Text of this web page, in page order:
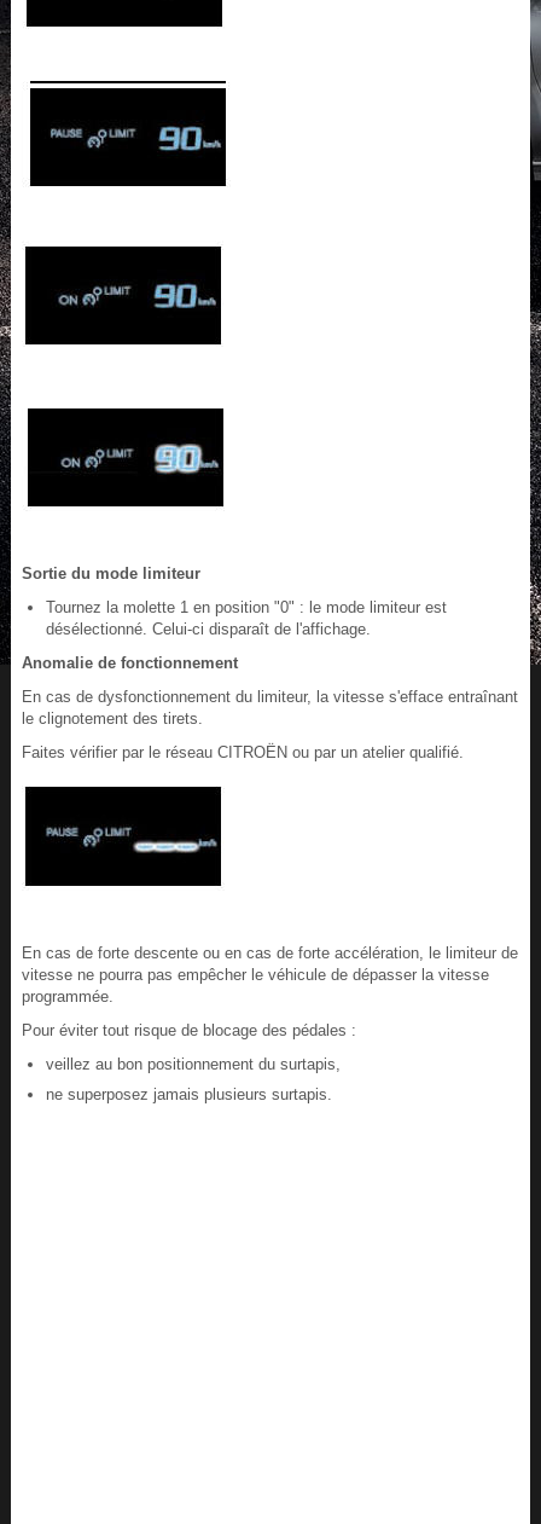
Sortie du mode limiteur
Tournez la molette 1 en position "0" : le mode limiteur est
désélectionné. Celui-ci disparaît de l'affichage.
Anomalie de fonctionnement
En cas de dysfonctionnement du limiteur, la vitesse s'efface entraînant
le clignotement des tirets.
Faites vérifier par le réseau CITROËN ou par un atelier qualifié.
En cas de forte descente ou en cas de forte accélération, le limiteur de
vitesse ne pourra pas empêcher le véhicule de dépasser la vitesse
programmée.
Pour éviter tout risque de blocage des pédales :
veillez au bon positionnement du surtapis,
ne superposez jamais plusieurs surtapis.